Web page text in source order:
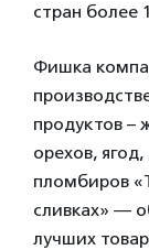
стран более
Фишка
продуктов –
орехов,
пломбиров
сливках» —
лучших